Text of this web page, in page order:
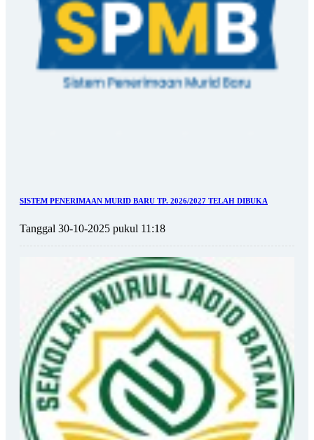
SISTEM PENERIMAAN MURID BARU TP. 2026/2027 TELAH DIBUKA
Tanggal 30-10-2025 pukul 11:18